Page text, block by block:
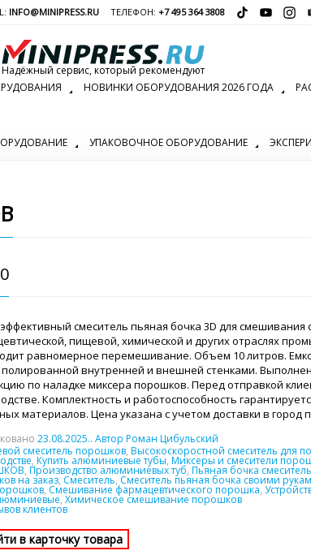
INFO@MINIPRESS.RU ТЕЛЕФОН: +7 495 364 3808
Надёжный сервис, который рекомендуют
НОВИНКИ ОБОРУДОВАНИЯ 2026 ГОДА
УПАКОВОЧНОЕ ОБОРУДОВАНИЕ
смеситель пьяная бочка 3D для смешивания
пищевой, химической и других отраслях
равномерное перемешивание. Объем 10 литров.
полированной внутренней и внешней стенками.
по наладке миксера порошков. Перед отправкой
Комплектность и работоспособность
материалов. Цена указана с учетом доставки в город
23.08.2025.. Автор Роман Цибульский
смеситель порошков, Высокоскоростной смеситель для
, Купить алюминиевые тубы, Миксеры и смесители
, Производство алюминиевых туб, Пьяная бочка смеситель
на заказ, Смеситель, Смеситель пьяная бочка своими
, Смешивание фармацевтического порошка,
, Химическое смешивание порошков
клиентов